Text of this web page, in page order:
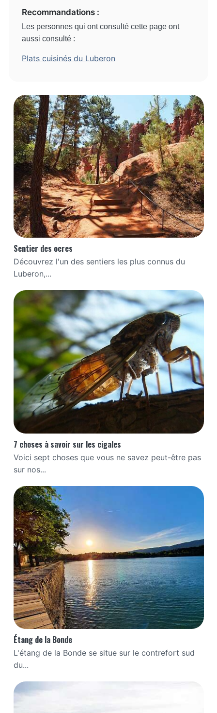
Recommandations :
Les personnes qui ont consulté cette page ont
aussi consulté :
Plats cuisinés du Luberon
Sentier des ocres
Découvrez l'un des sentiers les plus connus du
Luberon,...
7 choses à savoir sur les cigales
Voici sept choses que vous ne savez peut-être pas
sur nos...
Étang de la Bonde
L'étang de la Bonde se situe sur le contrefort sud
du...